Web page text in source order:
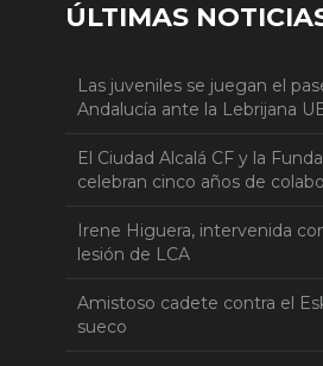
ÚLTIMAS
Las juveniles se juegan el
Andalucía ante la Lebrijana
El Ciudad Alcalá CF y la
celebran cinco años de
Irene Higuera, intervenida
lesión de LCA
Amistoso cadete contra el
sueco